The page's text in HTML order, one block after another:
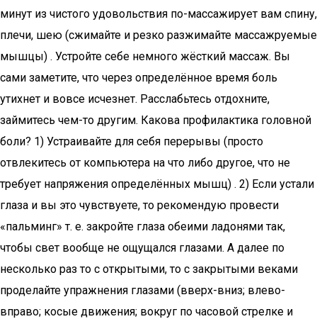
минут из чистого удовольствия по-массажирует вам спину,
плечи, шею (сжимайте и резко разжимайте массажруемые
мышцы) . Устройте себе немного жёсткий массаж. Вы
сами заметите, что через определённое время боль
утихнет и вовсе исчезнет. Расслабьтесь отдохните,
займитесь чем-то другим. Какова профилактика головной
боли? 1) Устраивайте для себя перерывы (просто
отвлекитесь от компьютера на что либо другое, что не
требует напряжения определённых мышц) . 2) Если устали
глаза и вы это чувствуете, то рекомендую провести
«пальминг» т. е. закройте глаза обеими ладонями так,
чтобы свет вообще не ощущался глазами. А далее по
несколько раз то с открытыми, то с закрытыми веками
проделайте упражнения глазами (вверх-вниз; влево-
вправо; косые движения; вокруг по часовой стрелке и